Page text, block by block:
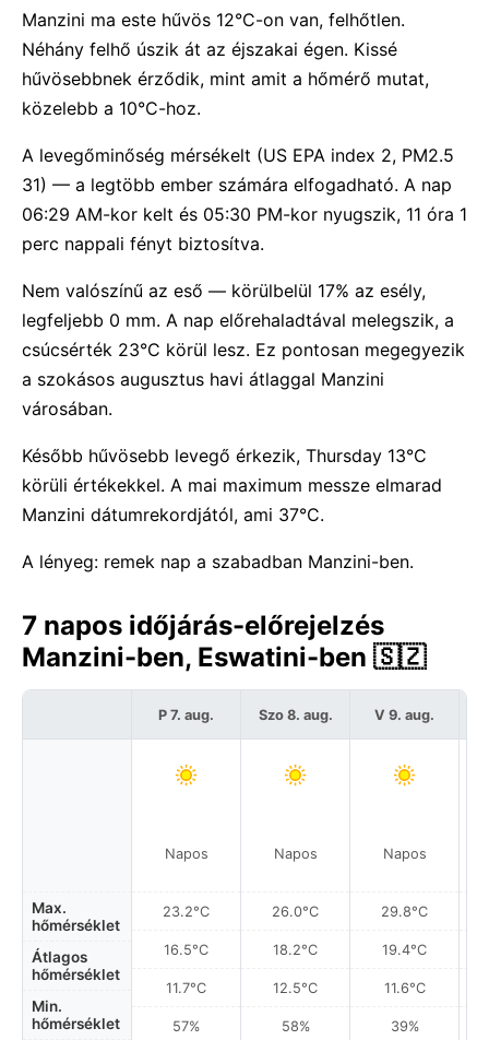
Manzini ma este hűvös 12°C-on van, felhőtlen.
Néhány felhő úszik át az éjszakai égen. Kissé
hűvösebbnek érződik, mint amit a hőmérő mutat,
közelebb a 10°C-hoz.
A levegőminőség mérsékelt (US EPA index 2, PM2.5
31) — a legtöbb ember számára elfogadható. A nap
06:29 AM-kor kelt és 05:30 PM-kor nyugszik, 11 óra 1
perc nappali fényt biztosítva.
Nem valószínű az eső — körülbelül 17% az esély,
legfeljebb 0 mm. A nap előrehaladtával melegszik, a
csúcsérték 23°C körül lesz. Ez pontosan megegyezik
a szokásos augusztus havi átlaggal Manzini
városában.
Később hűvösebb levegő érkezik, Thursday 13°C
körüli értékekkel. A mai maximum messze elmarad
Manzini dátumrekordjától, ami 37°C.
A lényeg: remek nap a szabadban Manzini-ben.
7 napos időjárás-előrejelzés
Manzini-ben, Eswatini-ben 🇸🇿
Max.
hőmérséklet
Átlagos
hőmérséklet
Min.
hőmérséklet
P 7. aug.
Napos
23.2°C
16.5°C
11.7°C
57%
Szo 8. aug.
Napos
26.0°C
18.2°C
12.5°C
58%
V 9. aug.
Napos
29.8°C
19.4°C
11.6°C
39%